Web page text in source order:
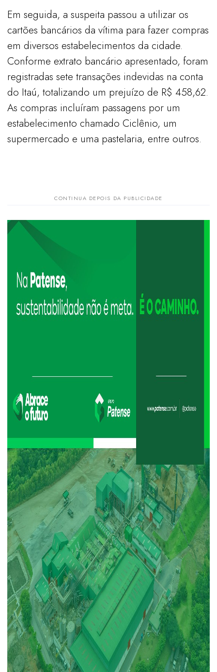
Em seguida, a suspeita passou a utilizar os
cartões bancários da vítima para fazer compras
em diversos estabelecimentos da cidade.
Conforme extrato bancário apresentado, foram
registradas sete transações indevidas na conta
do Itaú, totalizando um prejuízo de R$ 458,62.
As compras incluíram passagens por um
estabelecimento chamado Ciclênio, um
supermercado e uma pastelaria, entre outros.